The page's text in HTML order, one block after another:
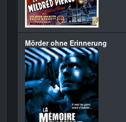
Mörder ohne Erinnerung